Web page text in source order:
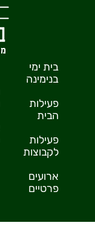
בית ימי
בנימינה
פעילות
הבית
פעילות
לקבוצות
ארועים
פרטיים